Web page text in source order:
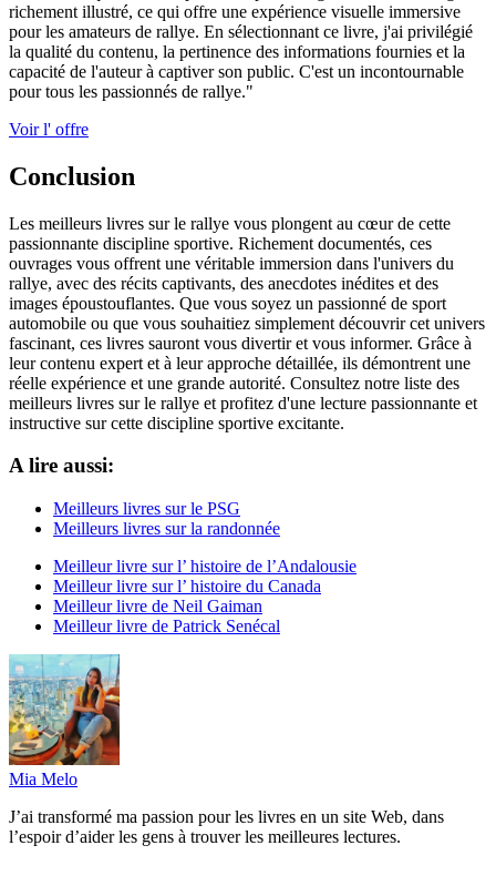
richement illustré, ce qui offre une expérience visuelle immersive
pour les amateurs de rallye. En sélectionnant ce livre, j'ai privilégié
la qualité du contenu, la pertinence des informations fournies et la
capacité de l'auteur à captiver son public. C'est un incontournable
pour tous les passionnés de rallye."
Voir l' offre
Conclusion
Les meilleurs livres sur le rallye vous plongent au cœur de cette
passionnante discipline sportive. Richement documentés, ces
ouvrages vous offrent une véritable immersion dans l'univers du
rallye, avec des récits captivants, des anecdotes inédites et des
images époustouflantes. Que vous soyez un passionné de sport
automobile ou que vous souhaitiez simplement découvrir cet univers
fascinant, ces livres sauront vous divertir et vous informer. Grâce à
leur contenu expert et à leur approche détaillée, ils démontrent une
réelle expérience et une grande autorité. Consultez notre liste des
meilleurs livres sur le rallye et profitez d'une lecture passionnante et
instructive sur cette discipline sportive excitante.
A lire aussi:
Meilleurs livres sur le PSG
Meilleurs livres sur la randonnée
Meilleur livre sur l’ histoire de l’Andalousie
Meilleur livre sur l’ histoire du Canada
Meilleur livre de Neil Gaiman
Meilleur livre de Patrick Senécal
Mia Melo
J’ai transformé ma passion pour les livres en un site Web, dans
l’espoir d’aider les gens à trouver les meilleures lectures.